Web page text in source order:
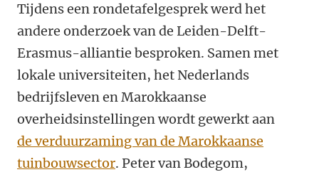
Tijdens een rondetafelgesprek werd het
andere onderzoek van de Leiden-Delft-
Erasmus-alliantie besproken. Samen met
lokale universiteiten, het Nederlands
bedrijfsleven en Marokkaanse
overheidsinstellingen wordt gewerkt aan
de verduurzaming van de Marokkaanse
tuinbouwsector. Peter van Bodegom,